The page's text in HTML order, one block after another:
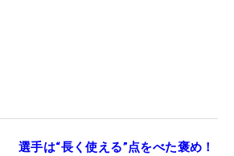
選手は“長く使える”点をべた褒め！